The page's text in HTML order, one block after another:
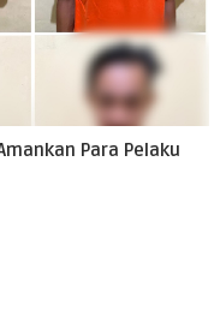
Para Pelaku